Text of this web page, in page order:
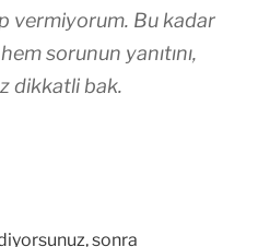
vermiyorum. Bu kadar
sorunun yanıtını,
dikkatli bak.
sonra